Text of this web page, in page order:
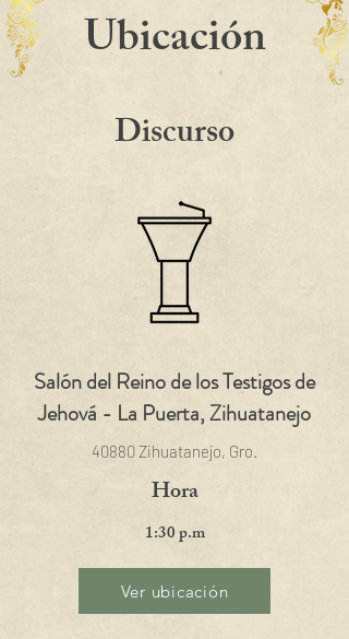
Ubicación
Discurso
Salón del Reino de los Testigos de
Jehová - La Puerta, Zihuatanejo
40880 Zihuatanejo, Gro.
Hora
1:30 p.m
Ver ubicación